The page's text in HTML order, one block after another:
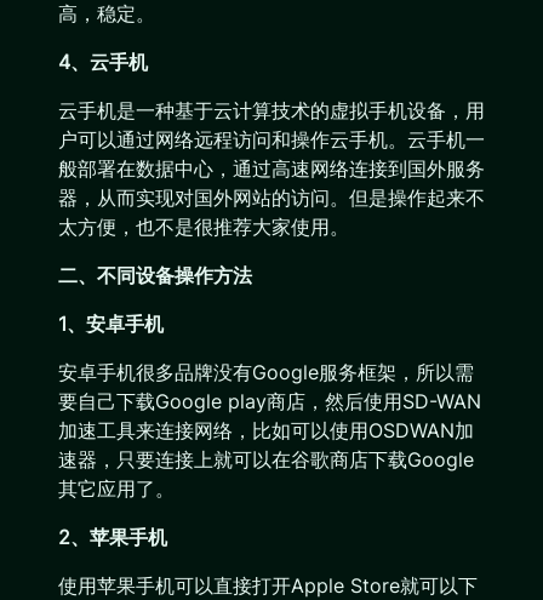
高，稳定。
4、云手机
云手机是一种基于云计算技术的虚拟手机设备，用
户可以通过网络远程访问和操作云手机。云手机一
般部署在数据中心，通过高速网络连接到国外服务
器，从而实现对国外网站的访问。但是操作起来不
太方便，也不是很推荐大家使用。
二、 不同设备操作方法
1、安卓手机
安卓手机很多品牌没有Google服务框架，所以需
要自己下载Google play商店，然后使用SD-WAN
加速工具来连接网络，比如可以使用OSDWAN加
速器，只要连接上就可以在谷歌商店下载Google
其它应用了。
2、苹果手机
使用苹果手机可以直接打开Apple Store就可以下